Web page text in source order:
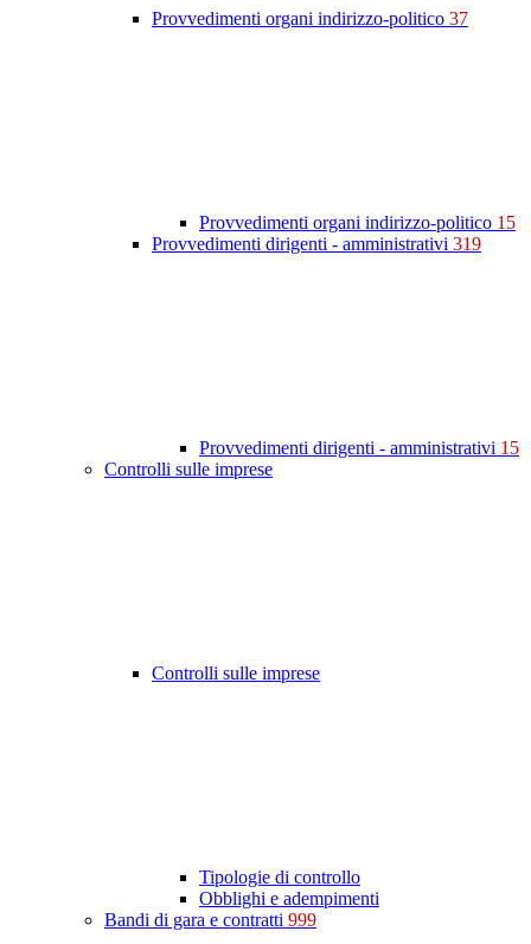
Provvedimenti organi indirizzo-politico 37
Provvedimenti organi indirizzo-politico 15
Provvedimenti dirigenti - amministrativi 319
Provvedimenti dirigenti - amministrativi 15
Controlli sulle imprese
Controlli sulle imprese
Tipologie di controllo
Obblighi e adempimenti
Bandi di gara e contratti 999